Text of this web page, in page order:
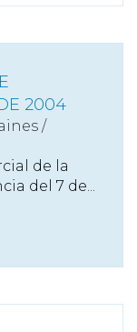
2004
/
de la
del 7 de...